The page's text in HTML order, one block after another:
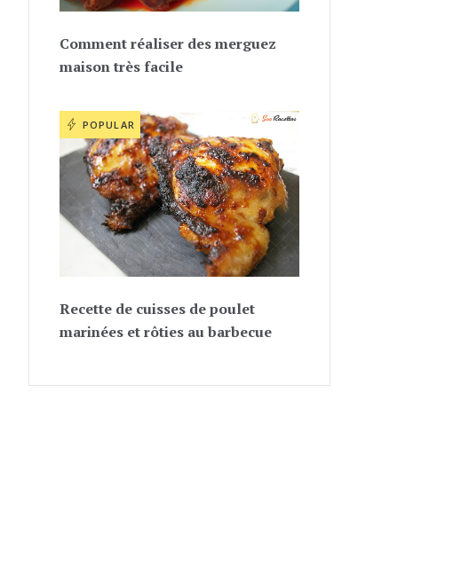
Comment réaliser des merguez
maison très facile
POPULAR
Recette de cuisses de poulet
marinées et rôties au barbecue